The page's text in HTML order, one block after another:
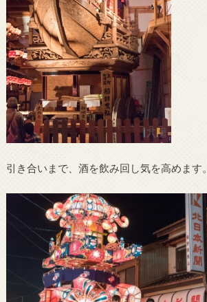
引き合いまで、酒を飲み回し気を高めます。